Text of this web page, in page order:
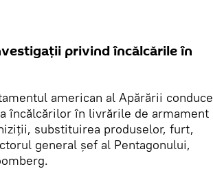
privind încălcările în
american al Apărării conduce
încălcărilor în livrările de armament
substituirea produselor, furt,
general șef al Pentagonului,